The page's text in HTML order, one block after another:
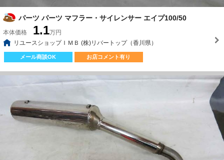
パーツ パーツ マフラー・サイレンサー エイプ100/50
本体価格 1.1万円
リユースショップＩＭＢ (株)リバートップ（香川県）
メール商談OK お店コメント有り